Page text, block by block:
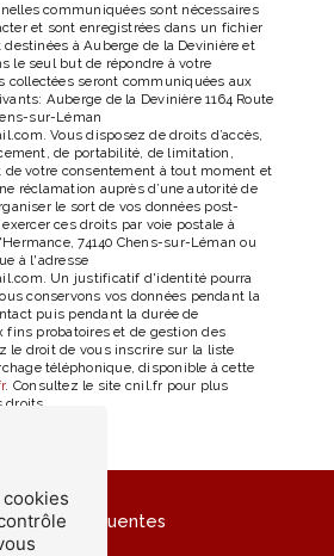
communiquées sont nécessaires
et sont enregistrées dans un fichier
à Auberge de la Devinière et
le seul but de répondre à votre
collectées seront communiquées aux
Auberge de la Devinière 1164 Route
sur-Léman
Vous disposez de droits d’accès,
de portabilité, de limitation,
de votre consentement à tout moment et
réclamation auprès d’une autorité de
le sort de vos données post-
ces droits par voie postale à
74140 Chens-sur-Léman ou
à l'adresse
Un justificatif d'identité pourra
conservons vos données pendant la
puis pendant la durée de
fins probatoires et de gestion des
le droit de vous inscrire sur la liste
téléphonique, disponible à cette
. Consultez le site cnil.fr pour plus
droits.
fréquentes